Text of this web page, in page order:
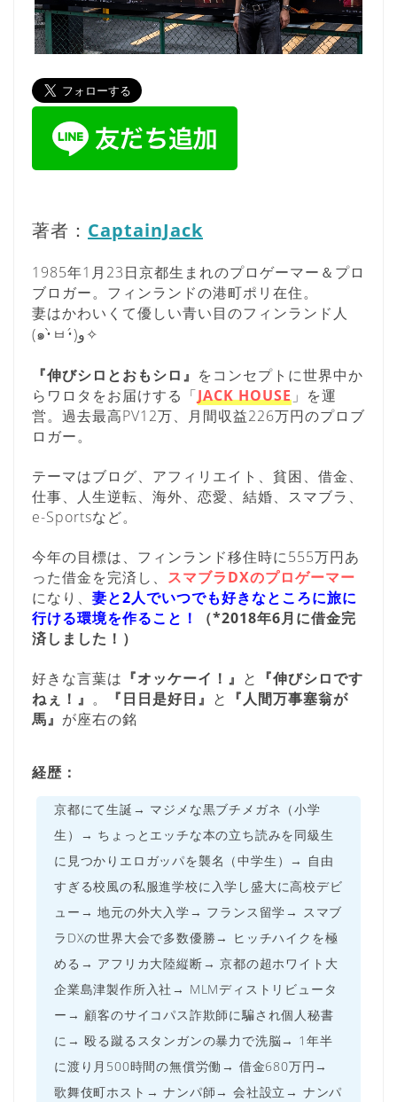
著者： CaptainJack
1985年1月23日京都生まれのプロゲーマー＆プロ
ブロガー。フィンランドの港町ポリ在住。
妻はかわいくて優しい青い目のフィンランド人
(๑•̀ㅂ•́)و✧
『伸びシロとおもシロ』 をコンセプトに世界中か
らワロタをお届けする「JACK HOUSE 」を運
営。過去最高PV12万、月間収益226万円のプロブ
ロガー。
テーマはブログ、アフィリエイト、貧困、借金、
仕事、人生逆転、海外、恋愛、結婚、スマブラ、
e-Sportsなど。
今年の目標は、フィンランド移住時に555万円あ
った借金を完済し、 スマブラDXのプロゲーマー
になり、 妻と2人でいつでも好きなところに旅に
行ける環境を作ること！
（*2018年6月に借金完
済しました！）
好きな言葉は 『オッケーイ！』 と 『伸びシロです
ねぇ！』 。 『日日是好日』 と 『人間万事塞翁が
馬』 が座右の銘
経歴：
京都にて生誕→ マジメな黒ブチメガネ（小学
生）→ ちょっとエッチな本の立ち読みを同級生
に見つかりエロガッパを襲名（中学生）→ 自由
すぎる校風の私服進学校に入学し盛大に高校デビ
ュー→ 地元の外大入学→ フランス留学→ スマブ
ラDXの世界大会で多数優勝→ ヒッチハイクを極
める→ アフリカ大陸縦断→ 京都の超ホワイト大
企業島津製作所入社→ MLMディストリビュータ
ー→ 顧客のサイコパス詐欺師に騙され個人秘書
に→ 殴る蹴るスタンガンの暴力で洗脳→ 1年半
に渡り月500時間の無償労働→ 借金680万円→
歌舞伎町ホスト→ ナンパ師→ 会社設立→ ナンパ